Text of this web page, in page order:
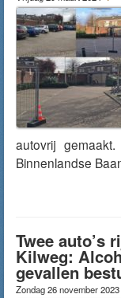
autovrij
Binnenlandse
Twee auto’s
Kilweg:
gevallen
Zondag 26 november 2023